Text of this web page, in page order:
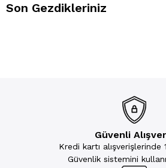
Son Gezdikleriniz
Güvenli
Kredi kartı alışverişlerinde
Güvenlik sistemini